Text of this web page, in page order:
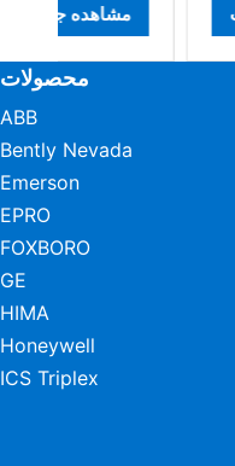
مشاهده جزئیات
محصولات
ABB
Bently Nevada
Emerson
EPRO
FOXBORO
GE
HIMA
Honeywell
ICS Triplex